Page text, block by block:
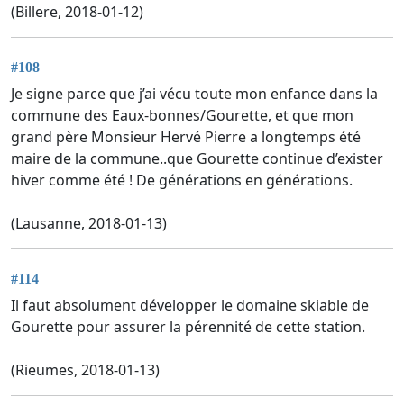
(Billere, 2018-01-12)
#108
Je signe parce que j’ai vécu toute mon enfance dans la
commune des Eaux-bonnes/Gourette, et que mon
grand père Monsieur Hervé Pierre a longtemps été
maire de la commune..que Gourette continue d’exister
hiver comme été ! De générations en générations.
(Lausanne, 2018-01-13)
#114
Il faut absolument développer le domaine skiable de
Gourette pour assurer la pérennité de cette station.
(Rieumes, 2018-01-13)